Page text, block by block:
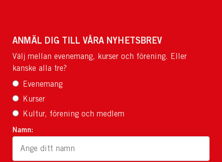
ANMÄL DIG TILL VÅRA NYHETSBREV
Välj mellan evenemang, kurser och förening. Eller
kanske alla tre?
Evenemang
Kurser
Kultur, förening och medlem
Namn: